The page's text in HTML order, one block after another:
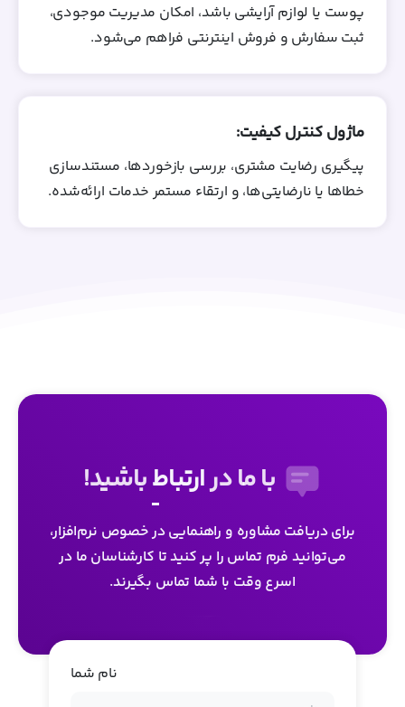
پوست یا لوازم آرایشی باشد، امکان مدیریت موجودی،
ثبت سفارش و فروش اینترنتی فراهم می‌شود.
ماژول کنترل کیفیت:
پیگیری رضایت مشتری، بررسی بازخوردها، مستندسازی
خطاها یا نارضایتی‌ها، و ارتقاء مستمر خدمات ارائه‌شده.
با ما درارتباطباشید!
برای دریافت مشاوره و راهنمایی در خصوص نرم‌افزار،
می‌توانید فرم تماس را پر کنید تا کارشناسان ما در
اسرع وقت با شما تماس بگیرند.
نام شما